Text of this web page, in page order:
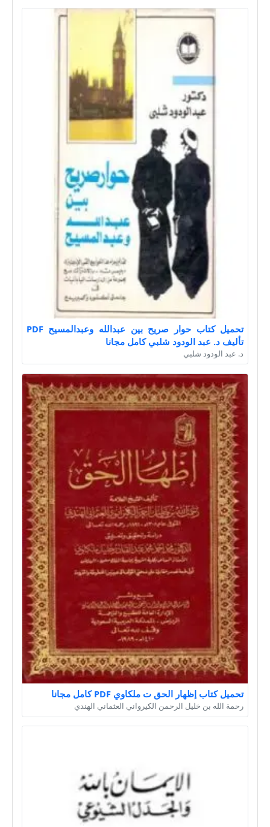
تحميل كتاب حوار صريح بين عبدالله وعبدالمسيح PDF
تأليف د. عبد الودود شلبي كامل مجانا
د. عبد الودود شلبي
تحميل كتاب إظهار الحق ت ملكاوي PDF كامل مجانا
رحمة الله بن خليل الرحمن الكيرواني العثماني الهندي